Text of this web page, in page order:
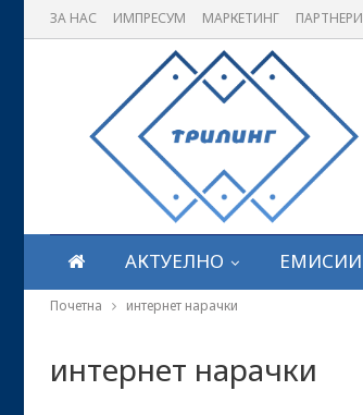
ЗА НАС ИМПРЕСУМ МАРКЕТИНГ ПАРТНЕРИ
АКТУЕЛНО ЕМИСИИ
Почетна интернет нарачки
интернет нарачки